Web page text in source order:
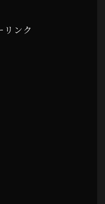
リンク